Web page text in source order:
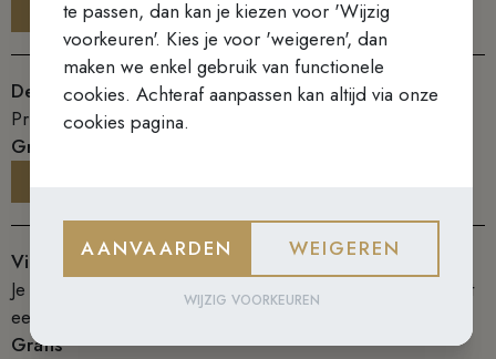
+
Deelname ter plaatse (steuntarief)
Prijs met extra steun voor de Karmel
Gratis
Via streaming thuis
Je ontvangt voor aanvang van het evenement een mail met
een link waar je het evenement online kan volgen.
Gratis
te passen, dan kan je kiezen voor 'Wijzig
voorkeuren'. Kies je voor 'weigeren', dan
maken we enkel gebruik van functionele
cookies. Achteraf aanpassen kan altijd via onze
cookies pagina.
AANVAARDEN WEIGEREN
WIJZIG VOORKEUREN